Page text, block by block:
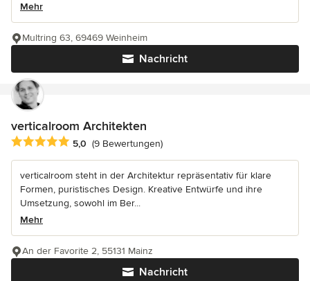
Mehr
Nachricht
Multring 63, 69469 Weinheim
verticalroom Architekten
Durchschnittliche Bewertung: 5 von 5 Sternen
5,0 (9 Bewertungen)
verticalroom steht in der Architektur repräsentativ für klare
Formen, puristisches Design. Kreative Entwürfe und ihre
Umsetzung, sowohl im Ber...
Mehr
Nachricht
An der Favorite 2, 55131 Mainz